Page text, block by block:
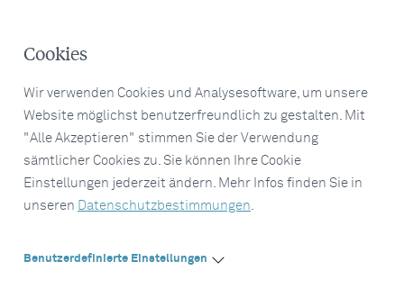
Cookies
Wir verwenden Cookies und Analysesoftware, um unsere
Website möglichst benutzerfreundlich zu gestalten. Mit
"Alle Akzeptieren" stimmen Sie der Verwendung
sämtlicher Cookies zu. Sie können Ihre Cookie
Einstellungen jederzeit ändern. Mehr Infos finden Sie in
unseren Datenschutzbestimmungen.
Benutzerdefinierte Einstellungen